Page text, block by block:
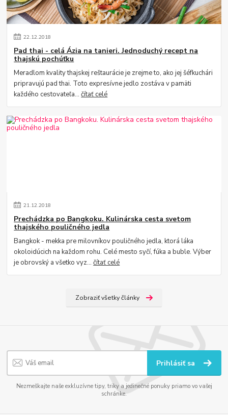
22.12.2018
Pad thai - celá Ázia na tanieri. Jednoduchý recept na
thajskú pochúťku
Meradlom kvality thajskej reštaurácie je zrejme to, ako jej šéfkuchári
pripravujú pad thai. Toto expresívne jedlo zostáva v pamäti
každého cestovateľa...čítať celé
21.12.2018
Prechádzka po Bangkoku. Kulinárska cesta svetom
thajského pouličného jedla
Bangkok - mekka pre milovníkov pouličného jedla, ktorá láka
okoloidúcich na každom rohu. Celé mesto syčí, fúka a buble. Výber
je obrovský a všetko vyz...čítať celé
Zobraziť všetky články
Prihlásiť sa
Nezmeškajte naše exkluzívne tipy, triky a jedinečné ponuky priamo vo vašej
schránke.